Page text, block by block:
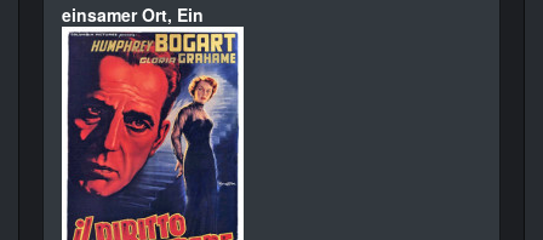
einsamer Ort, Ein